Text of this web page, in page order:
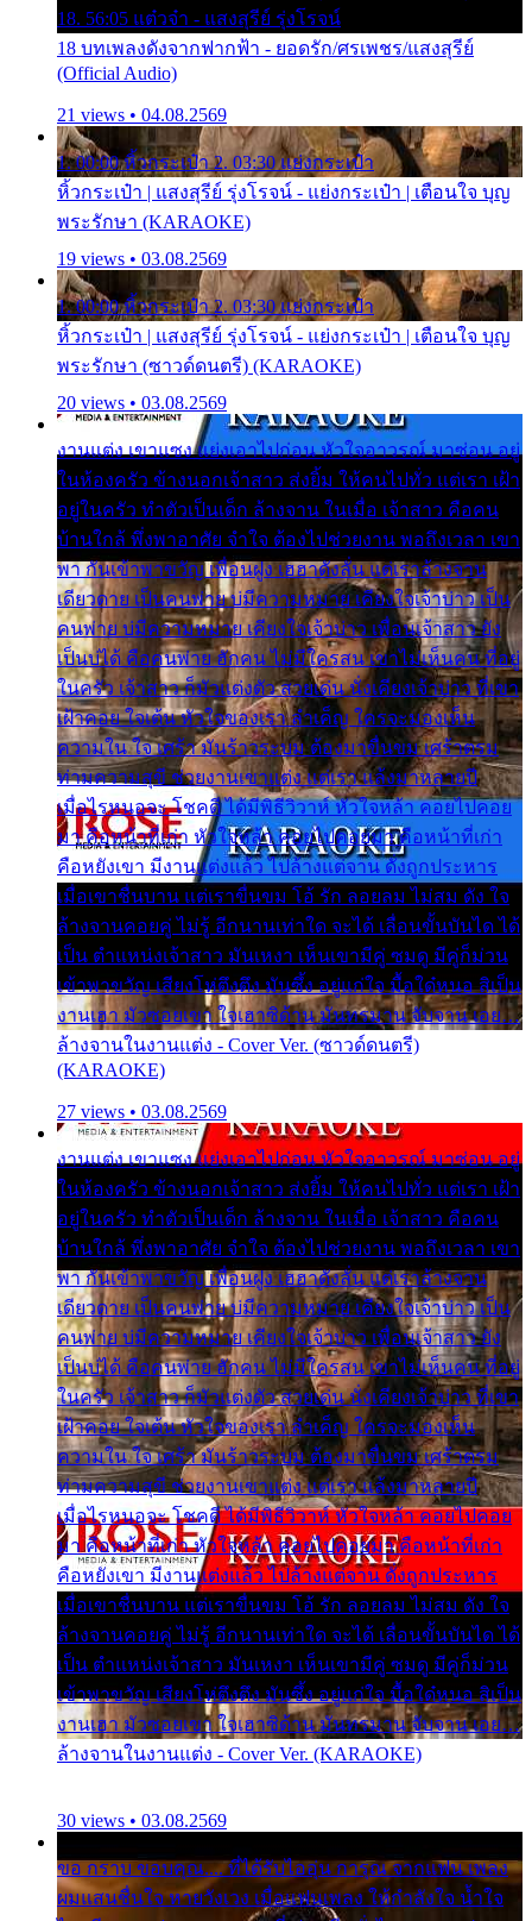
18. 56:05 แต๋วจ๋า - แสงสุรีย์ รุ่งโรจน์
18 บทเพลงดังจากฟากฟ้า - ยอดรัก/ศรเพชร/แสงสุรีย์
(Official Audio)
21 views • 04.08.2569
1. 00:00 หิ้วกระเป๋า 2. 03:30 แย่งกระเป๋า
หิ้วกระเป๋า | แสงสุรีย์ รุ่งโรจน์ - แย่งกระเป๋า | เตือนใจ บุญ
พระรักษา (KARAOKE)
19 views • 03.08.2569
1. 00:00 หิ้วกระเป๋า 2. 03:30 แย่งกระเป๋า
หิ้วกระเป๋า | แสงสุรีย์ รุ่งโรจน์ - แย่งกระเป๋า | เตือนใจ บุญ
พระรักษา (ซาวด์ดนตรี) (KARAOKE)
20 views • 03.08.2569
งานแต่ง เขาแซง แย่งเอาไปก่อน หัวใจอาวรณ์ มาซ่อน อยู่
ในห้องครัว ข้างนอกเจ้าสาว ส่งยิ้ม ให้คนไปทั่ว แต่เรา เฝ้า
อยู่ในครัว ทำตัวเป็นเด็ก ล้างจาน ในเมื่อ เจ้าสาว คือคน
บ้านใกล้ พึ่งพาอาศัย จำใจ ต้องไปช่วยงาน พอถึงเวลา เขา
พา กันเข้าพาขวัญ เพื่อนฝูง เฮฮาดังลั่น แต่เราล้างจาน
เดียวดาย เป็นคนพ่าย บ่มีความหมาย เคียงใจเจ้าบ่าว เป็น
คนพ่าย บ่มีความหมาย เคียงใจเจ้าบ่าว เพื่อนเจ้าสาว ยัง
เป็นบ่ได้ คือคนพ่าย ฮักคน ไม่มีใครสน เขาไม่เห็นคน ที่อยู่
ในครัว เจ้าสาว ก็มัวแต่งตัว สวยเด่น นั่งเคียงเจ้าบ่าว ที่เขา
เฝ้าคอย ใจเต้น หัวใจของเรา ลำเค็ญ ใครจะมองเห็น
ความใน ใจ เศร้า มันร้าวระบม ต้องมาขื่นขม เศร้าตรม
ท่ามความสุขี ช่วยงานเขาแต่ง แต่เรา แล้งมาหลายปี
เมื่อไรหนอจะ โชคดี ได้มีพิธีวิวาห์ หัวใจหล้า คอยไปคอย
มา คือหน้าที่เก่า หัวใจหล้า คอยไปคอยมา คือหน้าที่เก่า
คือหยังเขา มีงานแต่งแล้ว ไปล้างแต่จาน ดั่งถูกประหาร
เมื่อเขาชื่นบาน แต่เราขื่นขม โอ้ รัก ลอยลม ไม่สม ดัง ใจ
ล้างจานคอยคู่ ไม่รู้ อีกนานเท่าใด จะได้ เลื่อนขั้นบันได ได้
เป็น ตำแหน่งเจ้าสาว มันเหงา เห็นเขามีคู่ ซมดู มีคู่ก็ม่วน
เข้าพาขวัญ เสียงโห่ตึงตึง มันซึ้ง อยู่แก่ใจ มื้อใด๋หนอ สิเป็น
งานเฮา มัวซอยเขา ใจเฮาซิด้าน มันทรมาน จับจาน เอย…
ล้างจานในงานแต่ง - Cover Ver. (ซาวด์ดนตรี)
(KARAOKE)
27 views • 03.08.2569
งานแต่ง เขาแซง แย่งเอาไปก่อน หัวใจอาวรณ์ มาซ่อน อยู่
ในห้องครัว ข้างนอกเจ้าสาว ส่งยิ้ม ให้คนไปทั่ว แต่เรา เฝ้า
อยู่ในครัว ทำตัวเป็นเด็ก ล้างจาน ในเมื่อ เจ้าสาว คือคน
บ้านใกล้ พึ่งพาอาศัย จำใจ ต้องไปช่วยงาน พอถึงเวลา เขา
พา กันเข้าพาขวัญ เพื่อนฝูง เฮฮาดังลั่น แต่เราล้างจาน
เดียวดาย เป็นคนพ่าย บ่มีความหมาย เคียงใจเจ้าบ่าว เป็น
คนพ่าย บ่มีความหมาย เคียงใจเจ้าบ่าว เพื่อนเจ้าสาว ยัง
เป็นบ่ได้ คือคนพ่าย ฮักคน ไม่มีใครสน เขาไม่เห็นคน ที่อยู่
ในครัว เจ้าสาว ก็มัวแต่งตัว สวยเด่น นั่งเคียงเจ้าบ่าว ที่เขา
เฝ้าคอย ใจเต้น หัวใจของเรา ลำเค็ญ ใครจะมองเห็น
ความใน ใจ เศร้า มันร้าวระบม ต้องมาขื่นขม เศร้าตรม
ท่ามความสุขี ช่วยงานเขาแต่ง แต่เรา แล้งมาหลายปี
เมื่อไรหนอจะ โชคดี ได้มีพิธีวิวาห์ หัวใจหล้า คอยไปคอย
มา คือหน้าที่เก่า หัวใจหล้า คอยไปคอยมา คือหน้าที่เก่า
คือหยังเขา มีงานแต่งแล้ว ไปล้างแต่จาน ดั่งถูกประหาร
เมื่อเขาชื่นบาน แต่เราขื่นขม โอ้ รัก ลอยลม ไม่สม ดัง ใจ
ล้างจานคอยคู่ ไม่รู้ อีกนานเท่าใด จะได้ เลื่อนขั้นบันได ได้
เป็น ตำแหน่งเจ้าสาว มันเหงา เห็นเขามีคู่ ซมดู มีคู่ก็ม่วน
เข้าพาขวัญ เสียงโห่ตึงตึง มันซึ้ง อยู่แก่ใจ มื้อใด๋หนอ สิเป็น
งานเฮา มัวซอยเขา ใจเฮาซิด้าน มันทรมาน จับจาน เอย…
ล้างจานในงานแต่ง - Cover Ver. (KARAOKE)
30 views • 03.08.2569
ขอ กราบ ขอบคุณ.... ที่ได้รับไออุ่น การุณ จากแฟน เพลง
ผมแสนชื่นใจ หายวังเวง เมื่อแฟนเพลง ให้กำลังใจ น้ำใจ